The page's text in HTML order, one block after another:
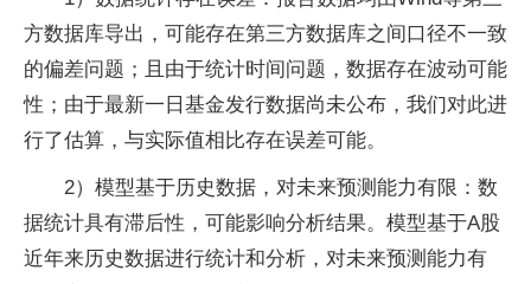
方数据库导出，可能存在第三方数据库之间口径不一致
的偏差问题；且由于统计时间问题，数据存在波动可能
性；由于最新一日基金发行数据尚未公布，我们对此进
行了估算，与实际值相比存在误差可能。
2）模型基于历史数据，对未来预测能力有限：数
据统计具有滞后性，可能影响分析结果。模型基于A股
近年来历史数据进行统计和分析，对未来预测能力有